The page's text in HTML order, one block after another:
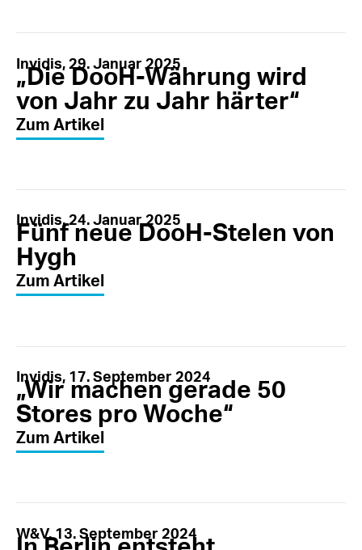
Invidis, 29. Januar 2025
„Die DooH-Währung wird
von Jahr zu Jahr härter“
Zum Artikel
Invidis, 24. Januar 2025
Fünf neue DooH-Stelen von
Hygh
Zum Artikel
Invidis, 17. September 2024
„Wir machen gerade 50
Stores pro Woche“
Zum Artikel
W&V, 13. September 2024